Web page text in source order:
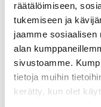
räätälöimiseen,
tukemiseen ja
jaamme sosiaalisen
alan
sivustoamme.
tietoja muihin
kerätty, kun olet
Lahjakortti: 3
49,50€
Lisää